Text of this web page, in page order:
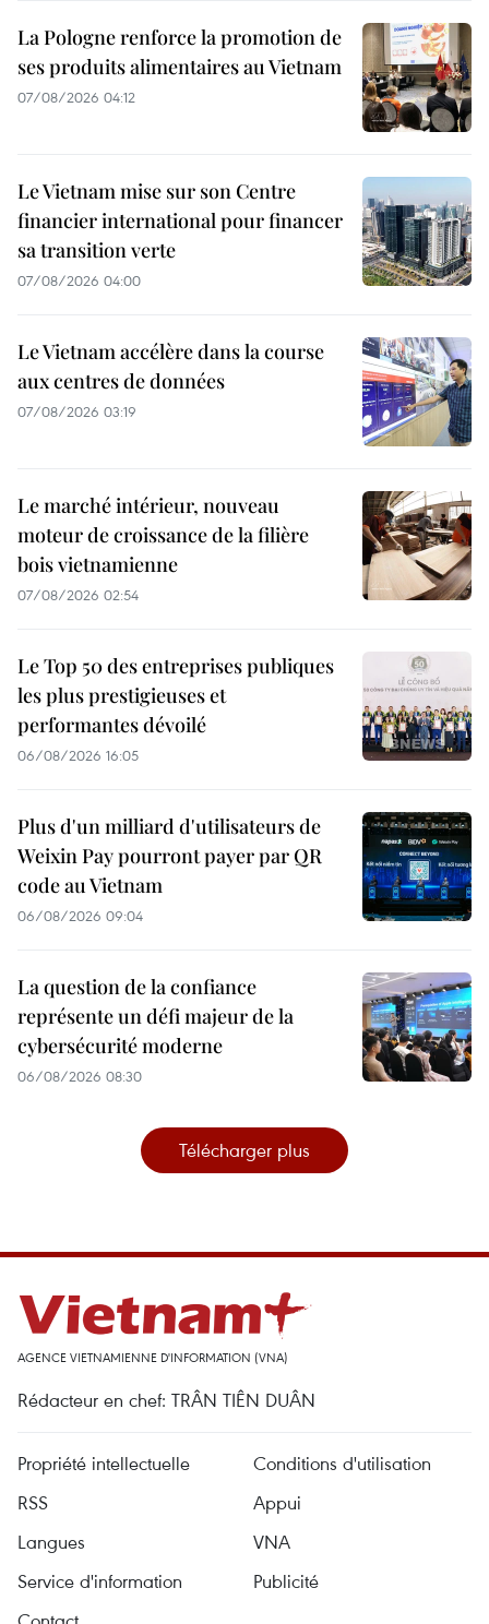
La Pologne renforce la promotion de
ses produits alimentaires au Vietnam
07/08/2026 04:12
Le Vietnam mise sur son Centre
financier international pour financer
sa transition verte
07/08/2026 04:00
Le Vietnam accélère dans la course
aux centres de données
07/08/2026 03:19
Le marché intérieur, nouveau
moteur de croissance de la filière
bois vietnamienne
07/08/2026 02:54
Le Top 50 des entreprises publiques
les plus prestigieuses et
performantes dévoilé
06/08/2026 16:05
Plus d'un milliard d'utilisateurs de
Weixin Pay pourront payer par QR
code au Vietnam
06/08/2026 09:04
La question de la confiance
représente un défi majeur de la
cybersécurité moderne
06/08/2026 08:30
Télécharger plus
AGENCE VIETNAMIENNE D'INFORMATION (VNA)
Rédacteur en chef: TRÂN TIÊN DUÂN
Propriété intellectuelle
Conditions d'utilisation
RSS
Appui
Langues
VNA
Service d'information
Publicité